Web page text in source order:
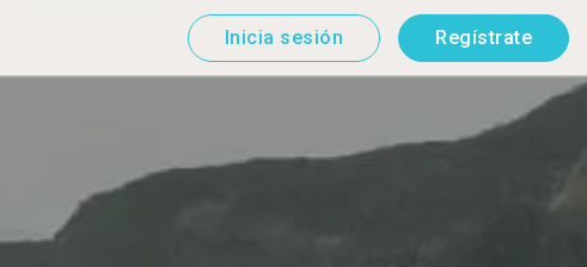
Inicia sesión Regístrate